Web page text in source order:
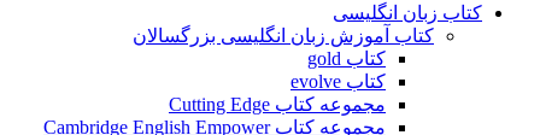
کتاب زبان انگلیسی
کتاب آموزش زبان انگلیسی بزرگسالان
کتاب gold
کتاب evolve
مجموعه کتاب Cutting Edge
مجموعه کتاب Cambridge English Empower